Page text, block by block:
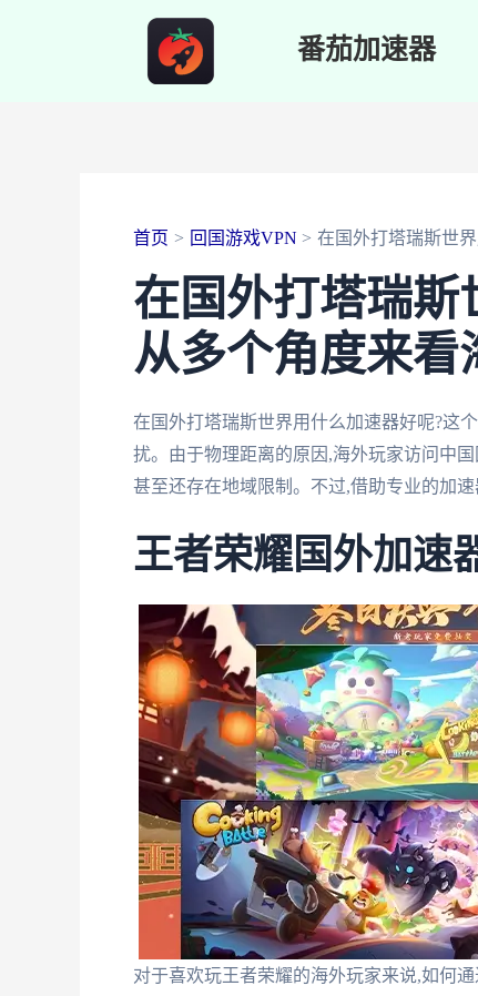
番茄加速器
首页 回国游戏VPN 在国外打塔瑞斯世
在国外打塔瑞斯
从多个角度来看
在国外打塔瑞斯世界用什么加速器好呢?这
扰。由于物理距离的原因,海外玩家访问中
甚至还存在地域限制。不过,借助专业的加
王者荣耀国外加速
对于喜欢玩王者荣耀的海外玩家来说,如何